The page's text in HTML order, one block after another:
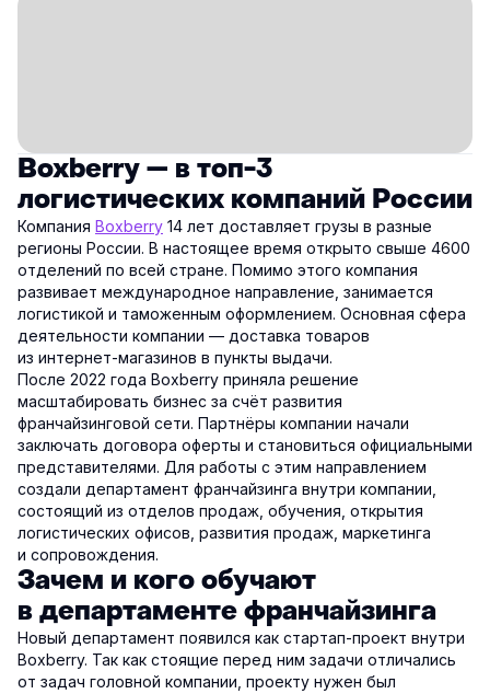
Boxberry — в топ-3
логистических компаний России
Компания Boxberry 14 лет доставляет грузы в разные
регионы России. В настоящее время открыто свыше 4600
отделений по всей стране. Помимо этого компания
развивает международное направление, занимается
логистикой и таможенным оформлением. Основная сфера
деятельности компании — доставка товаров
из интернет-магазинов в пункты выдачи.
После 2022 года Boxberry приняла решение
масштабировать бизнес за счёт развития
франчайзинговой сети. Партнёры компании начали
заключать договора оферты и становиться официальными
представителями. Для работы с этим направлением
создали департамент франчайзинга внутри компании,
состоящий из отделов продаж, обучения, открытия
логистических офисов, развития продаж, маркетинга
и сопровождения.
Зачем и кого обучают
в департаменте франчайзинга
Новый департамент появился как стартап-проект внутри
Boxberry. Так как стоящие перед ним задачи отличались
от задач головной компании, проекту нужен был